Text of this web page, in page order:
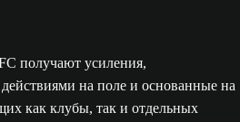
получают усиления,
на поле и основанные на
как клубы, так и отдельных